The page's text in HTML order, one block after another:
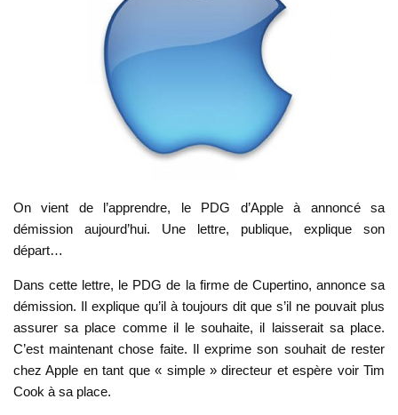
On vient de l’apprendre, le PDG d’Apple à annoncé sa
démission aujourd’hui. Une lettre, publique, explique son
départ…
Dans cette lettre, le PDG de la firme de Cupertino, annonce sa
démission. Il explique qu’il à toujours dit que s’il ne pouvait plus
assurer sa place comme il le souhaite, il laisserait sa place.
C’est maintenant chose faite. Il exprime son souhait de rester
chez Apple en tant que « simple » directeur et espère voir Tim
Cook à sa place.